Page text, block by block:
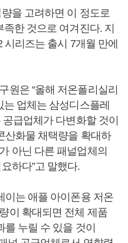
을 고려하면 이 정도로
한 것으로 여겨진다. 지
리즈는 출시 7개월 만에
원은 “올해 저온폴리실리
업체는 삼성디스플레
급업체가 다변화할 것이
산화물 채택량을 확대하
아닌 다른 패널업체의
하다”고 말했다.
이는 애플 아이폰용 저온
이 확대되면 전체 제품
누릴 수 있을 것이